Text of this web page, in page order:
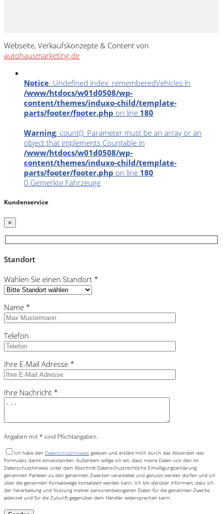
Webseite, Verkaufskonzepte & Content von
autohausmarketing.de
Notice: Undefined index: rememberedVehicles in
/www/htdocs/w01d0508/wp-
content/themes/induxo-child/template-
parts/footer/footer.php on line 180
Warning: count(): Parameter must be an array or an
object that implements Countable in
/www/htdocs/w01d0508/wp-
content/themes/induxo-child/template-
parts/footer/footer.php on line 180
0 Gemerkte Fahrzeuge
Kundenservice
×
Standort
Wählen Sie einen Standort *
Name *
Telefon
Ihre E-Mail Adresse *
Ihre Nachricht *
Angaben mit * sind Pflichtangaben.
Ich habe den Datenschutzhinweis gelesen und erkläre mich durch das Absenden des
Formulars damit einverstanden. Außerdem willige ich ein, dass meine Daten von den im
Datenschutzhinweis unter dem Abschnitt Datenschutzrechtliche Einwilligungserklärung
genannten Parteien zu den genannten Zwecken verarbeitet und genutzt werden dürfen und ich
über die genannten Kontaktwege kontaktiert werden kann. Ich bin darüber informiert, dass ich
der Verarbeitung und Nutzung meiner personenbezogenen Daten für die genannten Zwecke
jederzeit und für die Zukunft gegenüber dem Händler widersprechen kann.